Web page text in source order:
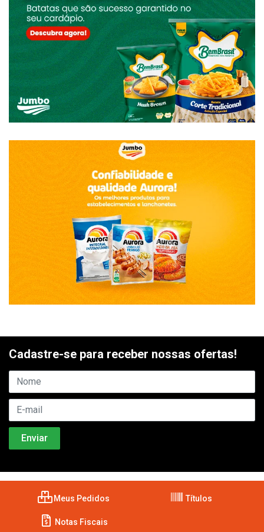
Cadastre-se para receber nossas ofertas!
Meus Pedidos Títulos
Notas Fiscais